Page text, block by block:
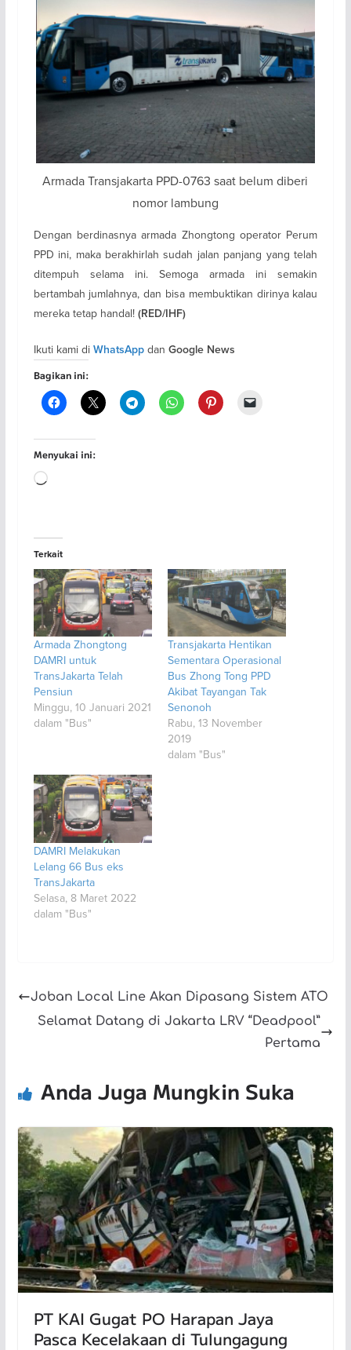
Armada Transjakarta PPD-0763 saat belum diberi
nomor lambung
Dengan berdinasnya armada Zhongtong operator Perum
PPD ini, maka berakhirlah sudah jalan panjang yang telah
ditempuh selama ini. Semoga armada ini semakin
bertambah jumlahnya, dan bisa membuktikan dirinya kalau
mereka tetap handal! (RED/IHF)
Ikuti kami di WhatsAppdan Google News
Bagikan ini:
Menyukai ini:
Memuat...
Terkait
Armada Zhongtong
DAMRI untuk
TransJakarta Telah
Pensiun
Minggu, 10 Januari 2021
dalam "Bus"
Transjakarta Hentikan
Sementara Operasional
Bus Zhong Tong PPD
Akibat Tayangan Tak
Senonoh
Rabu, 13 November
2019
dalam "Bus"
DAMRI Melakukan
Lelang 66 Bus eks
TransJakarta
Selasa, 8 Maret 2022
dalam "Bus"
Joban Local Line Akan Dipasang Sistem ATO
Selamat Datang di Jakarta LRV “Deadpool”
Pertama
Anda Juga Mungkin Suka
PT KAI Gugat PO Harapan Jaya
Pasca Kecelakaan di Tulungagung